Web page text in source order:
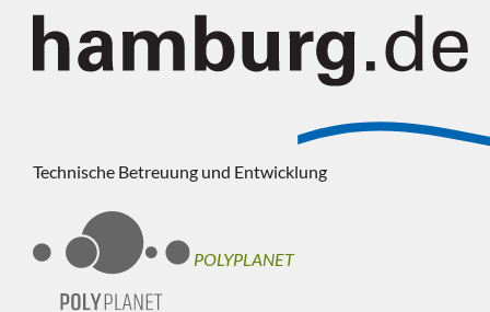
Technische Betreuung und Entwicklung
POLYPLANET